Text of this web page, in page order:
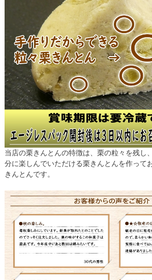
当店の栗きんとんの特徴は、栗の粒々を残し
分に楽しんでいただける栗きんとんを作って
きんとんです。